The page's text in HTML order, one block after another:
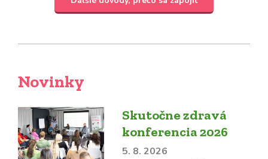
Novinky
Skutočne zdravá
konferencia 2026
5. 8. 2026